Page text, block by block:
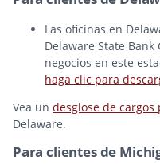
Las oficinas en
Delaware State
negocios en este
haga clic para
Vea un desglose de
Delaware.
Para clientes de